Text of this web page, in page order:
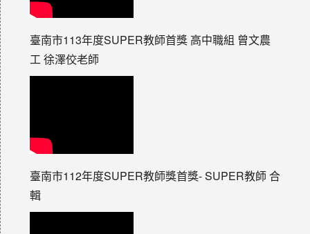
臺南市113年度SUPER教師首獎 高中職組 曾文農
工 徐澤佼老師
臺南市112年度SUPER教師獎首獎- SUPER教師 合
輯